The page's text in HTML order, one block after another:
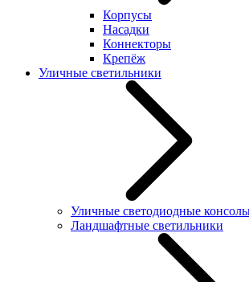
Корпусы
Насадки
Коннекторы
Крепёж
Уличные светильники
Уличные светодиодные
Ландшафтные светильники